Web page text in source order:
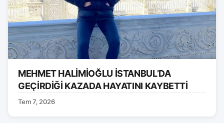
MEHMET HALİMİOĞLU İSTANBUL’DA
GEÇİRDİĞİ KAZADA HAYATINI KAYBETTİ
Tem 7, 2026